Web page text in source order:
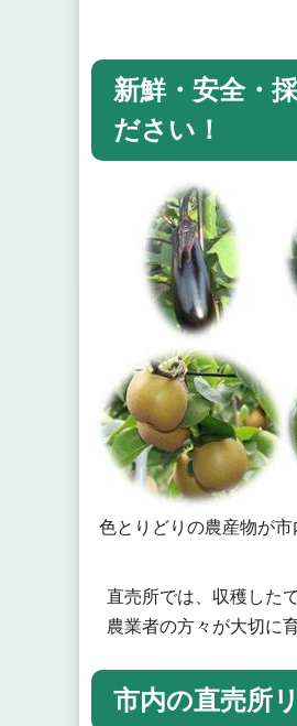
新鮮・安全・
ださい！
色とりどりの農産物が市
直売所では、収穫した
農業者の方々が大切に
市内の直売所